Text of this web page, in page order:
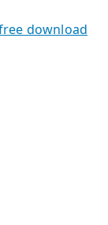
download